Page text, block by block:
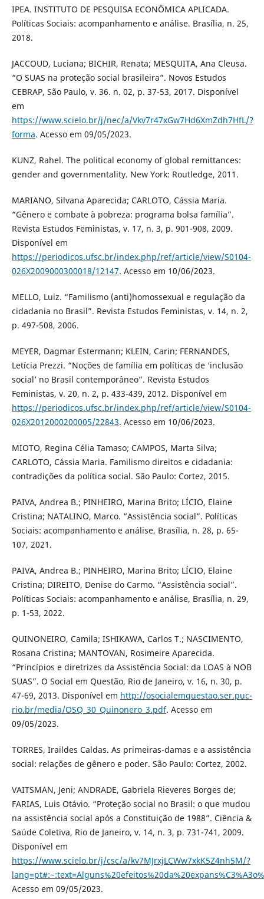
IPEA. INSTITUTO DE PESQUISA ECONÔMICA APLICADA.
Políticas Sociais: acompanhamento e análise. Brasília, n. 25,
2018.
JACCOUD, Luciana; BICHIR, Renata; MESQUITA, Ana Cleusa.
“O SUAS na proteção social brasileira”. Novos Estudos
CEBRAP, São Paulo, v. 36. n. 02, p. 37-53, 2017. Disponível
em
https://www.scielo.br/j/nec/a/Vkv7r47xGw7Hd6XmZdh7HfL/?
forma. Acesso em 09/05/2023.
KUNZ, Rahel. The political economy of global remittances:
gender and governmentality. New York: Routledge, 2011.
MARIANO, Silvana Aparecida; CARLOTO, Cássia Maria.
“Gênero e combate à pobreza: programa bolsa família”.
Revista Estudos Feministas, v. 17, n. 3, p. 901-908, 2009.
Disponível em
https://periodicos.ufsc.br/index.php/ref/article/view/S0104-
026X2009000300018/12147. Acesso em 10/06/2023.
MELLO, Luiz. “Familismo (anti)homossexual e regulação da
cidadania no Brasil”. Revista Estudos Feministas, v. 14, n. 2,
p. 497-508, 2006.
MEYER, Dagmar Estermann; KLEIN, Carin; FERNANDES,
Letícia Prezzi. “Noções de família em políticas de ‘inclusão
social’ no Brasil contemporâneo”. Revista Estudos
Feministas, v. 20, n. 2, p. 433-439, 2012. Disponível em
https://periodicos.ufsc.br/index.php/ref/article/view/S0104-
026X2012000200005/22843. Acesso em 10/06/2023.
MIOTO, Regina Célia Tamaso; CAMPOS, Marta Silva;
CARLOTO, Cássia Maria. Familismo direitos e cidadania:
contradições da política social. São Paulo: Cortez, 2015.
PAIVA, Andrea B.; PINHEIRO, Marina Brito; LÍCIO, Elaine
Cristina; NATALINO, Marco. “Assistência social”. Políticas
Sociais: acompanhamento e análise, Brasília, n. 28, p. 65-
107, 2021.
PAIVA, Andrea B.; PINHEIRO, Marina Brito; LÍCIO, Elaine
Cristina; DIREITO, Denise do Carmo. “Assistência social”.
Políticas Sociais: acompanhamento e análise, Brasília, n. 29,
p. 1-53, 2022.
QUINONEIRO, Camila; ISHIKAWA, Carlos T.; NASCIMENTO,
Rosana Cristina; MANTOVAN, Rosimeire Aparecida.
“Princípios e diretrizes da Assistência Social: da LOAS à NOB
SUAS”. O Social em Questão, Rio de Janeiro, v. 16, n. 30, p.
47-69, 2013. Disponível em http://osocialemquestao.ser.puc-
rio.br/media/OSQ_30_Quinonero_3.pdf. Acesso em
09/05/2023.
TORRES, Iraildes Caldas. As primeiras-damas e a assistência
social: relações de gênero e poder. São Paulo: Cortez, 2002.
VAITSMAN, Jeni; ANDRADE, Gabriela Rieveres Borges de;
FARIAS, Luis Otávio. “Proteção social no Brasil: o que mudou
na assistência social após a Constituição de 1988”. Ciência &
Saúde Coletiva, Rio de Janeiro, v. 14, n. 3, p. 731-741, 2009.
Disponível em
https://www.scielo.br/j/csc/a/kv7MJrxjLCWw7xkK5Z4nh5M/?
Acesso em 09/05/2023.